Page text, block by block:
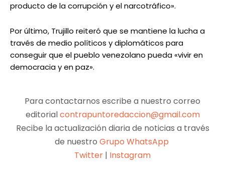
producto de la corrupción y el narcotráfico».
Por último, Trujillo reiteró que se mantiene la lucha a
través de medio políticos y diplomáticos para
conseguir que el pueblo venezolano pueda «vivir en
democracia y en paz».
Para contactarnos escribe a nuestro correo
editorialcontrapuntoredaccion@gmail.com
Recibe la actualización diaria de noticias a través
de nuestro Grupo WhatsApp
Twitter | Instagram